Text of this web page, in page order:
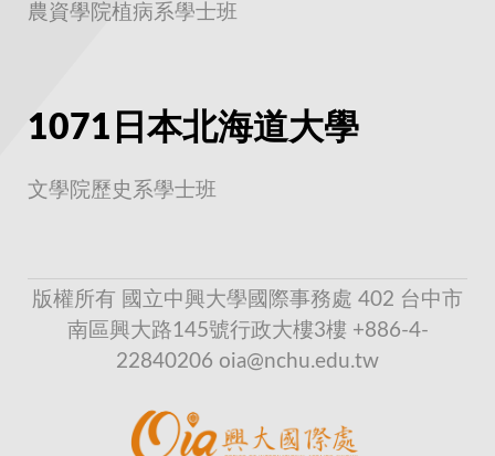
農資學院植病系學士班
1071日本北海道大學
文學院歷史系學士班
版權所有 國立中興大學國際事務處 402 台中市
南區興大路145號行政大樓3樓 +886-4-
22840206 oia@nchu.edu.tw